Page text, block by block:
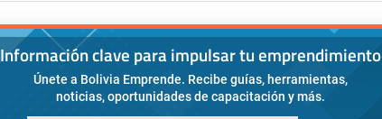
Información clave para impulsar tu emprendimiento
Únete a Bolivia Emprende. Recibe guías, herramientas,
noticias, oportunidades de capacitación y más.